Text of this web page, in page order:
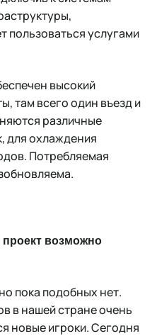
услугами
высокий
там всего один въезд и
различные
для охлаждения
Потребляемая
возможно
пока подобных нет.
в нашей стране очень
новые игроки. Сегодня